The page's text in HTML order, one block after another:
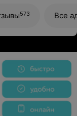
"разжует".
что.
всего
всем друзья и
573 Все